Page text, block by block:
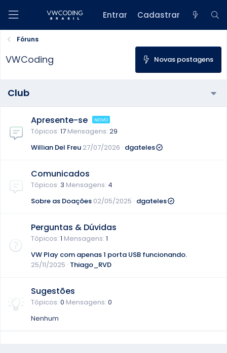
Entrar Cadastrar
Fóruns
VWCoding Novas postagens
Club
Apresente-se
Tópicos 17 Mensagens 29
Willian Del Freu 27/07/2026 dgateles
Comunicados
Tópicos 3 Mensagens 4
Sobre as Doações 02/05/2025 dgateles
Perguntas & Dúvidas
Tópicos 1 Mensagens 1
VW Play com apenas 1 porta USB funcionando.
25/11/2025 Thiago_RVD
Sugestões
Tópicos 0 Mensagens 0
Nenhum